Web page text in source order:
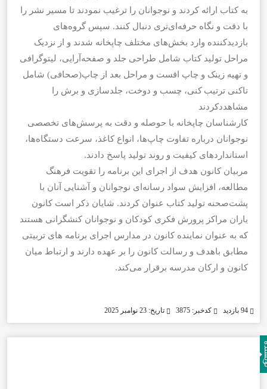
به کتاب ارائه کردند و نوجوانان را ترغیب نمودند تا مسیر نشر را
با دقت و نگاه حرفه‌ای‌تری دنبال کنند. سپس گروه‌های
بازدیدکننده وارد بخش‌های مختلف چاپخانه شدند و از نزدیک
مراحل تولید کتاب شامل طراحی جلد و صفحه‌آرایی، لیتوگرافی
و تهیه زینک و چاپ افست و مراحل بعد از چاپ(صحافی) شامل
تاکنی ترتیب کنی، چسب و دوخت، جلدسازی و برش را
مشاهددکردند
کارشناسان چاپخانه با حوصله و دقت به پرسش‌های تخصصی
نوجوانان درباره تفاوت چاپ‌ها، انواع کاغذ، سرعت دستگاه‌ها،
استانداردهای کیفیت و روند تولید پاسخ دادند.
مربیان کانون هدف از اجرای این برنامه را تقویت فرهنگ
مطالعه، افزایش سواد رسانه‌ای نوجوانان و آشنایی آنان با
پشت‌صحنه تولید کتاب عنوان کردند. شایان ذکر است کانون
یاران مراکز پرورش فکری کودکان و نوجوانان کنشگرانی هستند
که به عنوان نماینده کانون در مدارس اجرای برنامه های تربیتی
مطابق باهدف و رسالت کانون را بر عهده دارند و ارتباط میان
کانون و ارکان مدرسه برقرار می‌کند.
کدخبر: 3875 تاریخ: 23 نوامبر 2025